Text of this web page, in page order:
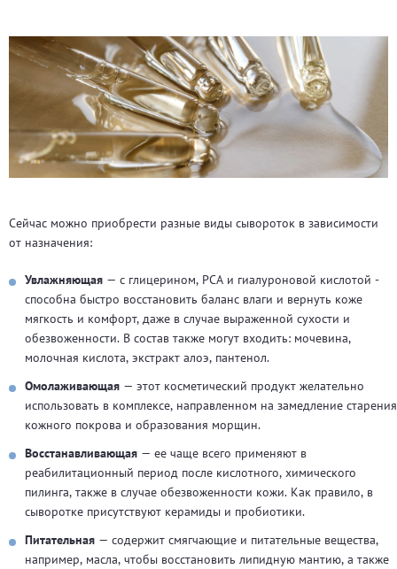
Сейчас можно приобрести разные виды сывороток в зависимости
от назначения:
Увлажняющая — с глицерином, PCA и гиалуроновой кислотой -
способна быстро восстановить баланс влаги и вернуть коже
мягкость и комфорт, даже в случае выраженной сухости и
обезвоженности. В состав также могут входить: мочевина,
молочная кислота, экстракт алоэ, пантенол.
Омолаживающая — этот косметический продукт желательно
использовать в комплексе, направленном на замедление старения
кожного покрова и образования морщин.
Восстанавливающая — ее чаще всего применяют в
реабилитационный период после кислотного, химического
пилинга, также в случае обезвоженности кожи. Как правило, в
сыворотке присутствуют керамиды и пробиотики.
Питательная — содержит смягчающие и питательные вещества,
например, масла, чтобы восстановить липидную мантию, а также